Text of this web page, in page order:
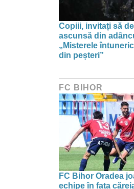
Copiii, invitați să
ascunsă din
„Misterele
din peșteri”
FC BIHOR
FC Bihor Oradea
echipe în fața